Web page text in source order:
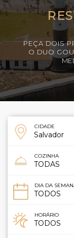
PEÇA DOIS
O DUO
CIDADE
COZINHA
DIA DA
HORÁRIO